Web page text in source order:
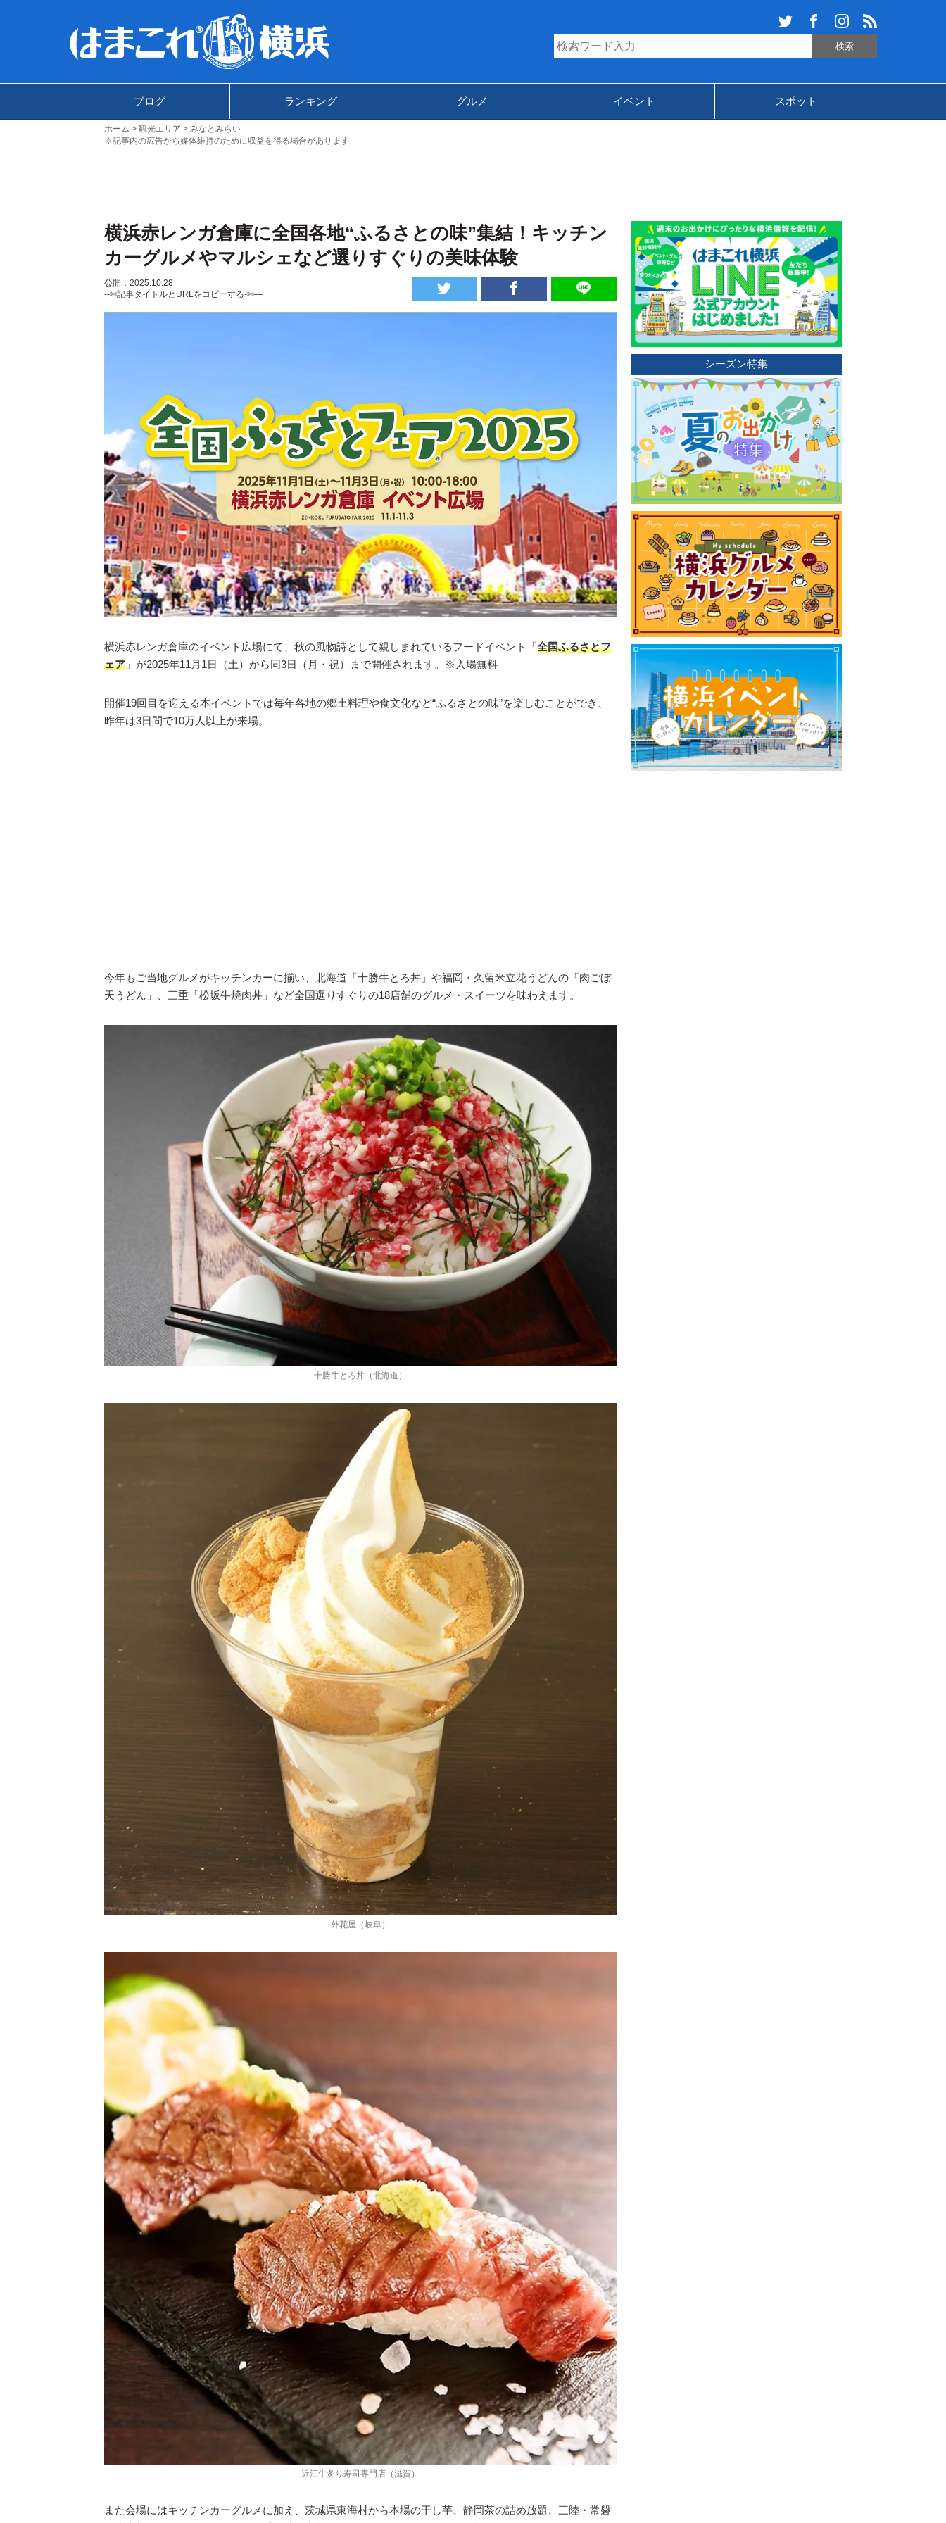
ブログ ランキング グルメ イベント スポット
ホーム 観光エリア
みなとみらい
※記事内の広告から媒体維持のために収益を得る場合があります
横浜赤レンガ倉庫に全国各地“ふるさとの味”集結！キッチン
カーグルメやマルシェなど選りすぐりの美味体験
公開：2025.10.28
--✄記事タイトルとURLをコピーする-✄—
横浜赤レンガ倉庫のイベント広場にて、秋の風物詩として親しまれているフードイベント「全国ふるさとフ
ェア 」が2025年11月1日（土）から同3日（月・祝）まで開催されます。※入場無料
開催19回目を迎える本イベントでは毎年各地の郷土料理や食文化など“ふるさとの味”を楽しむことができ、
昨年は3日間で10万人以上が来場。
今年もご当地グルメがキッチンカーに揃い、北海道「十勝牛とろ丼」や福岡・久留米立花うどんの「肉ごぼ
天うどん」、三重「松坂牛焼肉丼」など全国選りすぐりの18店舗のグルメ・スイーツを味わえます。
十勝牛とろ丼（北海道）
外花屋（岐阜）
近江牛炙り寿司専門店（滋賀）
また会場にはキッチンカーグルメに加え、茨城県東海村から本場の干し芋、静岡茶の詰め放題、三陸・常磐
シーズン特集